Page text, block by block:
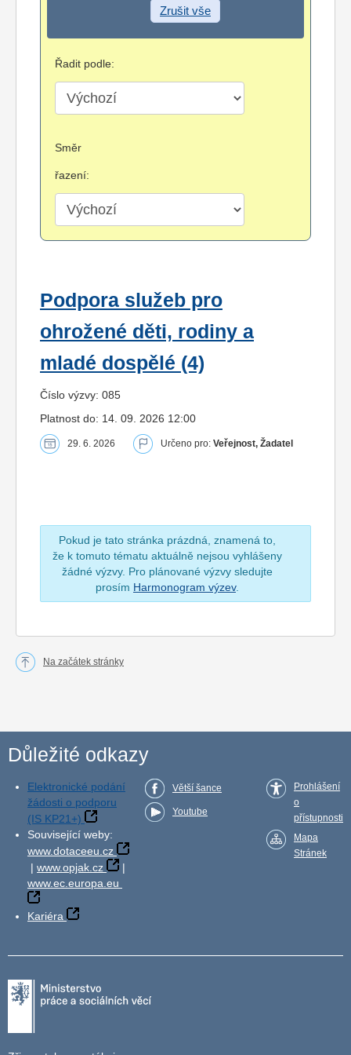
Zrušit vše
Řadit podle:
Směr
řazení:
Podpora služeb pro
ohrožené děti, rodiny a
mladé dospělé (4)
Číslo výzvy: 085
Platnost do: 14. 09. 2026 12:00
29. 6. 2026 Určeno pro: Veřejnost, Žadatel
Pokud je tato stránka prázdná, znamená to,
že k tomuto tématu aktuálně nejsou vyhlášeny
žádné výzvy. Pro plánované výzvy sledujte
prosím Harmonogram výzev.
Na začátek stránky
Důležité odkazy
Elektronické podání
žádosti o podporu
(IS KP21+)
Související weby:
www.dotaceeu.cz
| www.opjak.cz
|
www.ec.europa.eu
Kariéra
Větší šance
Youtube
Prohlášení
o
přístupnosti
Mapa
Stránek